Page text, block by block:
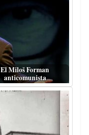
El Miloš Forman
anticomunista